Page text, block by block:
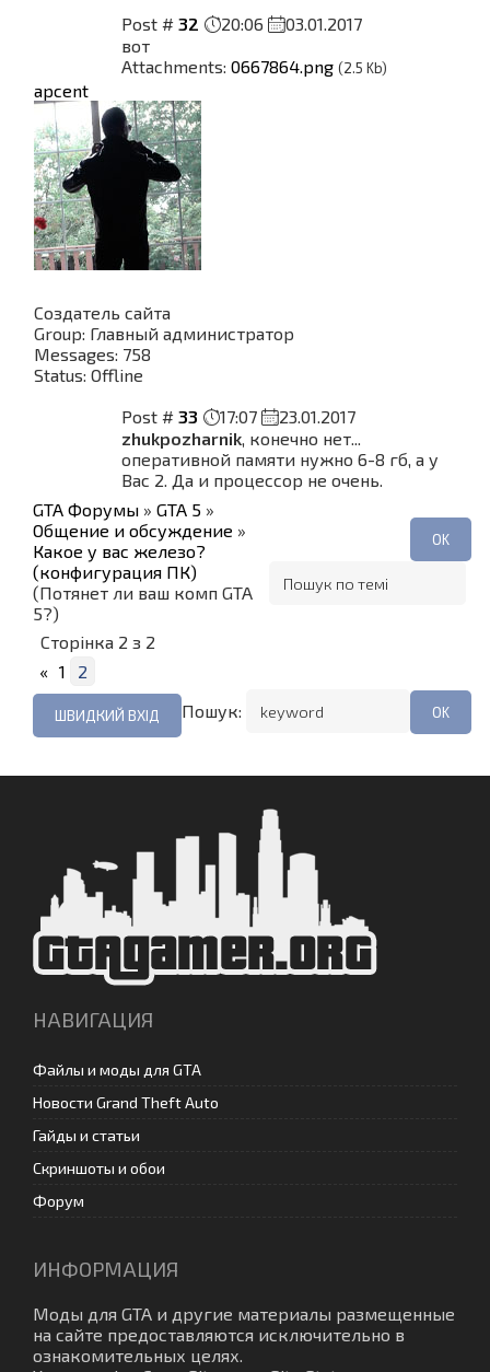
Post # 32 20:06
03.01.2017
вот
Attachments: 0667864.png (2.5 Kb)
apcent
Создатель сайта
Group: Главный администратор
Messages: 758
Status: Offline
Post # 33 17:07
23.01.2017
zhukpozharnik, конечно нет...
оперативной памяти нужно 6-8 гб, а у
Вас 2. Да и процессор не очень.
GTA Форумы » GTA 5 »
Общение и обсуждение »
Какое у вас железо?
(конфигурация ПК)
(Потянет ли ваш комп GTA
5?)
Сторінка 2 з 2
« 1
2
Пошук:
НАВИГАЦИЯ
Файлы и моды для GTA
Новости Grand Theft Auto
Гайды и статьи
Скриншоты и обои
Форум
ИНФОРМАЦИЯ
Моды для GTA и другие материалы размещенные
на сайте предоставляются исключительно в
ознакомительных целях.